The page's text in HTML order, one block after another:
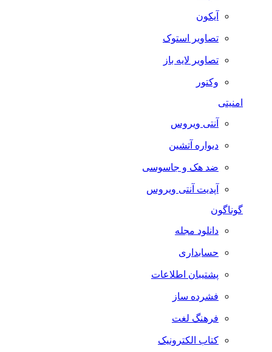
آیکون
تصاویر استوک
تصاویر لایه باز
وکتور
امنیتی
آنتی ویروس
دیواره آتشین
ضد هک و جاسوسی
آپدیت آنتی ویروس
گوناگون
دانلود مجله
حسابداری
پشتیبان اطلاعات
فشرده ساز
فرهنگ لغت
کتاب الکترونیک